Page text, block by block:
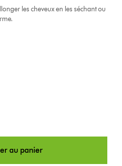
les cheveux en les séchant ou
au panier